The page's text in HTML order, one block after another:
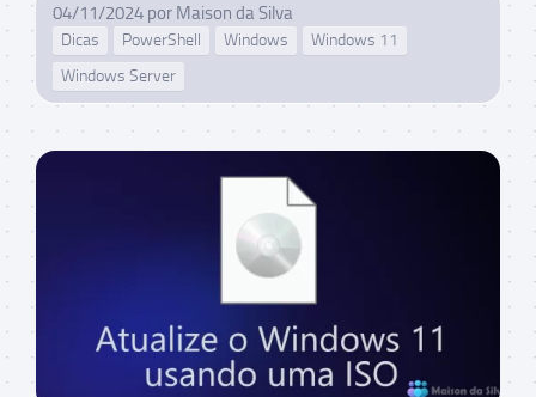
04/11/2024 por Maison da Silva
Dicas PowerShell Windows
Windows 11
Windows Server